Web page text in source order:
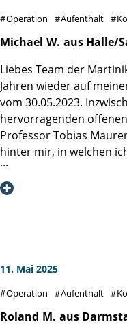
was, wann, wie
ganze ist. Es wird
Essen gemeckert.
Ich für meinen Teil
schmeckt und auch die
Dank an Station 2 und
Alles Gute !
Operation Aufenthalt
Michael W. aus Halle/
Liebes Team der
Jahren wieder auf
vom 30.05.2023.
hervorragenden
Professor Tobias
hinter mir, in welchen
postoperativen
Lymphstau, Inkontinenz
dies trotz aller Routine
viel Glück und Kraft bei
die Patienten weiter so
11. Mai 2025
Operation Aufenthalt
Roland M. aus